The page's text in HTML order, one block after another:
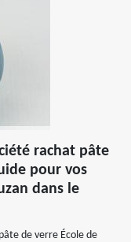
rachat pâte
pour vos
dans le
de verre École de